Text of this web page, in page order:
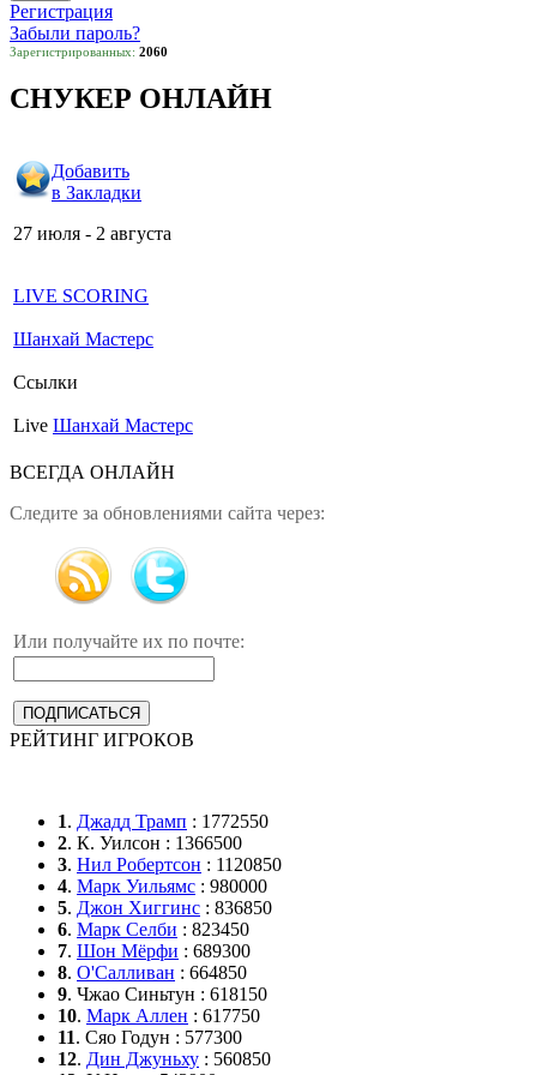
Регистрация
Забыли пароль?
Зарегистрированных: 2060
СНУКЕР ОНЛАЙН
Добавить
в Закладки
27 июля - 2 августа
LIVE SCORING
Шанхай Мастерс
Ссылки
Live Шанхай Мастерс
ВСЕГДА ОНЛАЙН
Следите за обновлениями сайта через:
Или получайте их по почте:
РЕЙТИНГ ИГРОКОВ
1. Джадд Трамп : 1772550
2. К. Уилсон : 1366500
3. Нил Робертсон : 1120850
4. Марк Уильямс : 980000
5. Джон Хиггинс : 836850
6. Марк Селби : 823450
7. Шон Мёрфи : 689300
8. О'Салливан : 664850
9. Чжао Синьтун : 618150
10. Марк Аллен : 617750
11. Сяо Годун : 577300
12. Дин Джуньху : 560850